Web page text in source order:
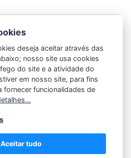
DE CAXIAS
de Caxias @2025
deseja aceitar através das
nosso site usa cookies
do site e a atividade do
em nosso site, para fins
fornecer funcionalidades de
Aceitar tudo